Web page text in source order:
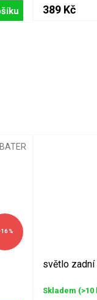
%
světlo zadní
Skladem (>10
389 Kč